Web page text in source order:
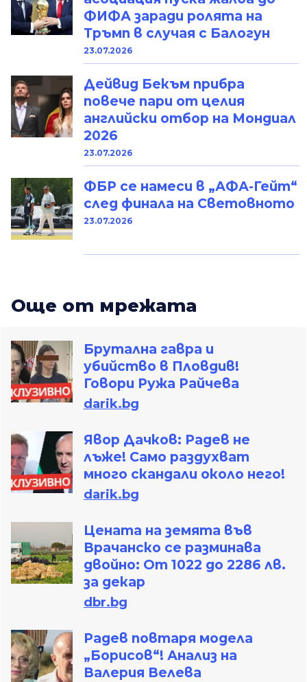
ФИФА заради ролята на
Тръмп в случая с Балогун
23.07.2026
Дейвид Бекъм прибра
повече пари от целия
английски отбор на Мондиал
2026
23.07.2026
ФБР се намеси в „АФА-Гейт“
след финала на Световното
23.07.2026
Oще от мрежата
Брутална гавра и
убийство в Пловдив!
Говори Ружа Райчева
darik.bg
Явор Дачков: Радев не
лъже! Само раздухват
много скандали около него!
darik.bg
Цената на земята във
Врачанско се разминава
двойно: От 1022 до 2286 лв.
за декар
dbr.bg
Радев повтаря модела
„Борисов“! Анализ на
Валерия Велева